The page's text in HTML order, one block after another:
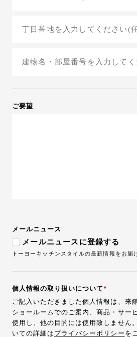
岩手県
秋田県
福島県
神奈川県
新潟県
福井県
山梨県
ご要望
メールニュース
メールニュースに登録する
トーヨーキッチンスタイルの最新情報をお届
個人情報の取り扱いについて
ご記入いただきました個人情報は、来
ショールームでのご案内、商品・サー
使用し、他の目的には使用致しません
いての詳細は プライバシーポリシー を